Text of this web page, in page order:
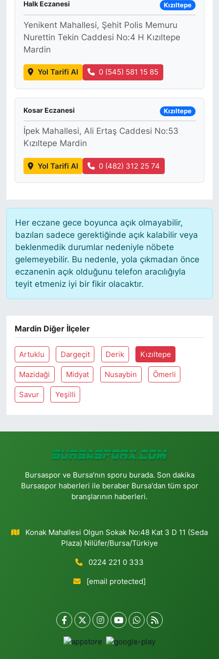
Halk Eczanesi Kızıltepe
Yenikent Mahallesi, Şehit Polis Memuru
Nurettin Tekin Caddesi No:4 H Kızıltepe
Mardin
Yol Tarifi Al 0 (545) 581 15 85
Kosar Eczanesi Kızıltepe
İpek Mahallesi, Ali Ertaş Caddesi No:53
Kızıltepe Mardin
Yol Tarifi Al 0 (482) 312 25 74
Her eczane gece boyunca açık olmayabilir,
bazıları sadece gerektiğinde açık kalabilir veya
beklenmedik durumlar nedeniyle nöbete
gelemeyebilir. Bu nedenle, yola çıkmadan önce
eczanenin açık olduğunu telefon aracılığıyla
teyit etmeniz iyi bir fikir olacaktır.
Mardin Diğer İlçeler
Artuklu Dargeçit Derik Kızıltepe
Mazidaği Midyat Nusaybin Ömerli
Savur Yeşilli
Bursaspor ve Bursa'nın sporu burada. Son dakika
Bursaspor haberleri ile beraber Bursa'dan tüm spor
branşlarının haberleri.
Konak Mahallesi Olgun Sokak No:48 Kat 3 D 11 (Seda
Plaza) Nilüfer/Bursa/Türkiye
0224 221 0 333
[email protected]